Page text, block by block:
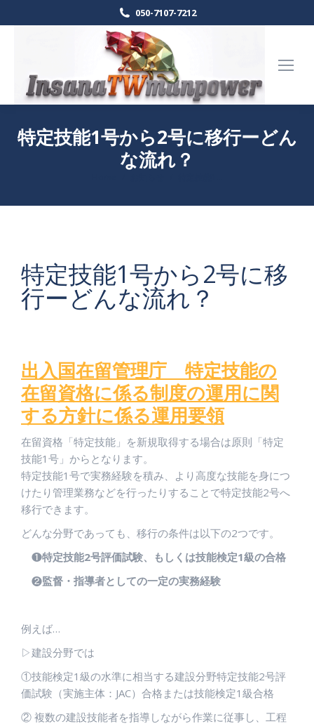
050-7107-7212
特定技能1号から2号に移行ーどん
な流れ？
特定技能1号から2号に移
行ーどんな流れ？
出入国在留管理庁 特定技能の
在留資格に係る制度の運用に関
する方針に係る運用要領
在留資格「特定技能」を新規取得する場合は原則「特定
技能1 号」からとなります。
特定技能1 号で実務経験を積み、より高度な技能を身につ
けたり管理業務などを行ったりすることで特定技能2号へ
移行できます。
どんな分野であっても、移行の条件は以下の2つです。
❶特定技能2号評価試験、もしくは技能検定1級の合格
❷監督・指導者としての一定の実務経験
例えば…
▷建設分野では
①技能検定1 級の水準に相当する建設分野特定技能2号評
価試験（実施主体： JAC）合格または技能検定1 級合格
② 複数の建設技能者を指導しながら作業に従事し、工程